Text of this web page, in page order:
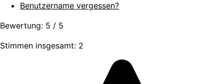
Benutzername vergessen?
Bewertung: 5 / 5
Stimmen insgesamt: 2